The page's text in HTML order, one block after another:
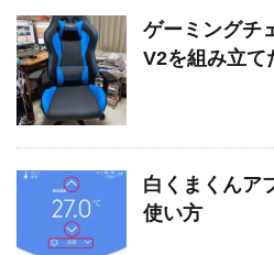
ゲーミングチ
V2を組み立て
白くまくんア
使い方